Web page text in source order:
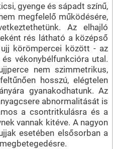
gyenge és sápadt színű,
megfelelő működésére,
Az elhajló
rés látható a középső
körömpercei között - az
vékonybélfunkcióra utal.
nem szimmetrikus,
hosszú, elégtelen
gyanakodhatunk. Az
abnormalitását is
a csontritkulásra és a
vannak kitéve. A nagyon
esetében elsősorban a